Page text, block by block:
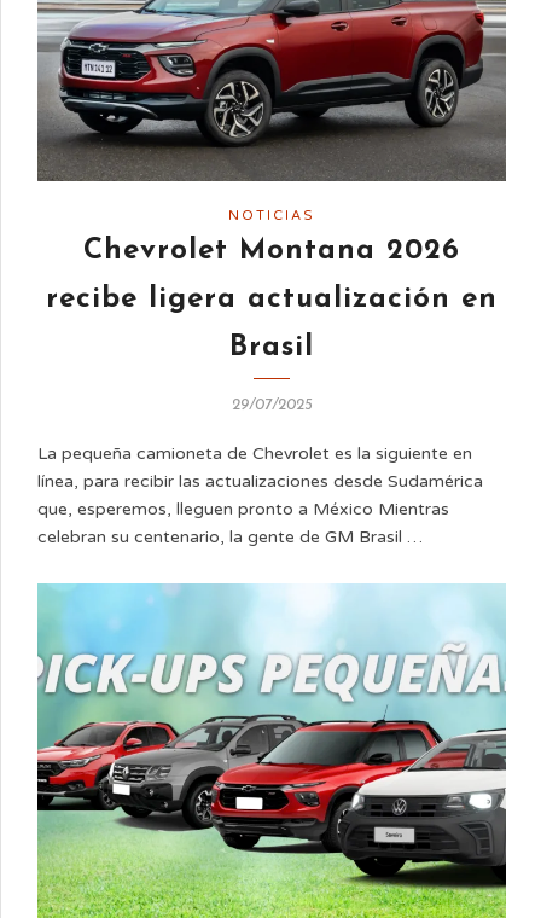
NOTICIAS
Chevrolet Montana 2026
recibe ligera actualización en
Brasil
29/07/2025
La pequeña camioneta de Chevrolet es la siguiente en
línea, para recibir las actualizaciones desde Sudamérica
que, esperemos, lleguen pronto a México Mientras
celebran su centenario, la gente de GM Brasil …